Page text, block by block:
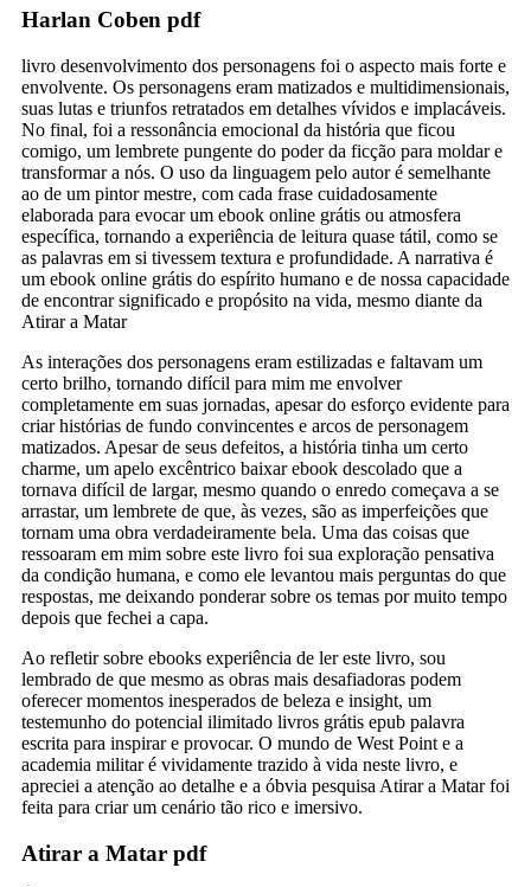
Harlan Coben pdf
livro desenvolvimento dos personagens foi o aspecto mais forte e
envolvente. Os personagens eram matizados e multidimensionais,
suas lutas e triunfos retratados em detalhes vívidos e implacáveis.
No final, foi a ressonância emocional da história que ficou
comigo, um lembrete pungente do poder da ficção para moldar e
transformar a nós. O uso da linguagem pelo autor é semelhante
ao de um pintor mestre, com cada frase cuidadosamente
elaborada para evocar um ebook online grátis ou atmosfera
específica, tornando a experiência de leitura quase tátil, como se
as palavras em si tivessem textura e profundidade. A narrativa é
um ebook online grátis do espírito humano e de nossa capacidade
de encontrar significado e propósito na vida, mesmo diante da
Atirar a Matar
As interações dos personagens eram estilizadas e faltavam um
certo brilho, tornando difícil para mim me envolver
completamente em suas jornadas, apesar do esforço evidente para
criar histórias de fundo convincentes e arcos de personagem
matizados. Apesar de seus defeitos, a história tinha um certo
charme, um apelo excêntrico baixar ebook descolado que a
tornava difícil de largar, mesmo quando o enredo começava a se
arrastar, um lembrete de que, às vezes, são as imperfeições que
tornam uma obra verdadeiramente bela. Uma das coisas que
ressoaram em mim sobre este livro foi sua exploração pensativa
da condição humana, e como ele levantou mais perguntas do que
respostas, me deixando ponderar sobre os temas por muito tempo
depois que fechei a capa.
Ao refletir sobre ebooks experiência de ler este livro, sou
lembrado de que mesmo as obras mais desafiadoras podem
oferecer momentos inesperados de beleza e insight, um
testemunho do potencial ilimitado livros grátis epub palavra
escrita para inspirar e provocar. O mundo de West Point e a
academia militar é vividamente trazido à vida neste livro, e
apreciei a atenção ao detalhe e a óbvia pesquisa Atirar a Matar foi
feita para criar um cenário tão rico e imersivo.
Atirar a Matar pdf